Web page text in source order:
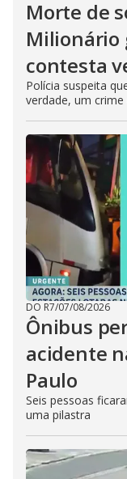
Morte de
Milionário
contesta
Polícia suspeita
verdade, um
DO R7/07/08/2026
Ônibus
acidente
Paulo
Seis pessoas
uma pilastra